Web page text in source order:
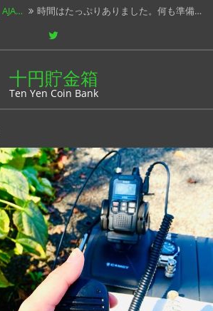
春オン… 春の木漏れ日がぁ～ みたいのは、ブ…
USBメモリの話です。 普段PC間…
Win… 時代に追いついていくのがやっとなボ…
202… オール群馬コンテストですが、県外局…
十円貯金箱
Ten Yen Coin Bank